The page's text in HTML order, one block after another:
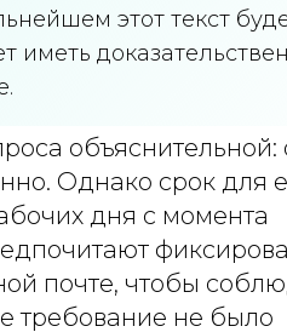
этот текст
объяснительной:
Однако срок для
дня с момента
почте, чтобы
требование не было